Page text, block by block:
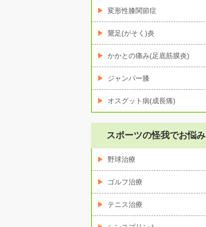
変形性膝関節症
鵞足(がそく)炎
かかとの痛み(足底筋膜炎)
ジャンパー膝
オスグット病(成長痛)
スポーツの怪我でお悩み
野球治療
ゴルフ治療
テニス治療